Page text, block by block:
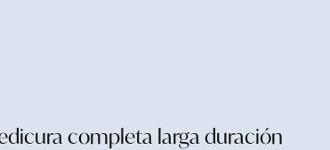
completa larga duración